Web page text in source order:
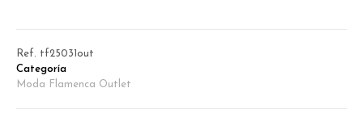
Ref. tf25031out
Categoría
Moda Flamenca Outlet